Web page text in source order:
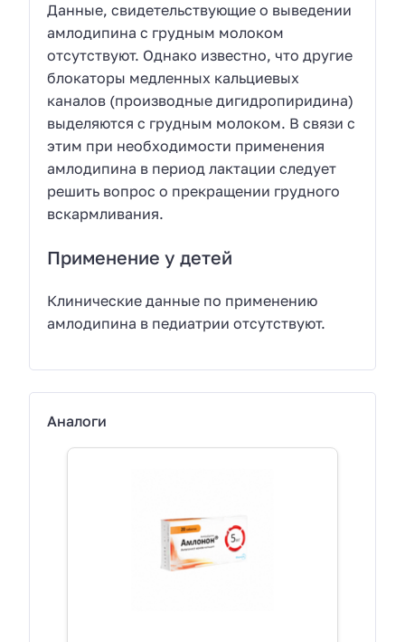
Данные, свидетельствующие о выведении
амлодипина с грудным молоком
отсутствуют. Однако известно, что другие
блокаторы медленных кальциевых
каналов (производные дигидропиридина)
выделяются с грудным молоком. В связи с
этим при необходимости применения
амлодипина в период лактации следует
решить вопрос о прекращении грудного
вскармливания.
Применение у детей
Клинические данные по применению
амлодипина в педиатрии отсутствуют.
Аналоги